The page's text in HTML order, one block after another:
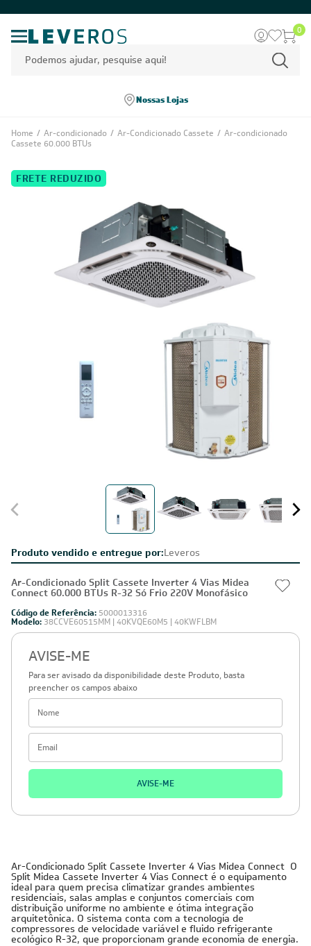
0
Nossas Lojas
Home / Ar-condicionado / Ar-Condicionado Cassete / Ar-condicionado
Cassete 60.000 BTUs
Produto vendido e entregue por:Leveros
Ar-Condicionado Split Cassete Inverter 4 Vias Midea
Connect 60.000 BTUs R-32 Só Frio 220V Monofásico
Código de Referência: 5000013316
Modelo: 38CCVE60515MM | 40KVQE60M5 | 40KWFLBM
AVISE-ME
Para ser avisado da disponibilidade deste Produto, basta
preencher os campos abaixo
AVISE-ME
Ar-Condicionado Split Cassete Inverter 4 Vias Midea Connect O
Split Midea Cassete Inverter 4 Vias Connect é o equipamento
ideal para quem precisa climatizar grandes ambientes
residenciais, salas amplas e conjuntos comerciais com
distribuição uniforme no ambiente e ótima integração
arquitetônica. O sistema conta com a tecnologia de
compressores de velocidade variável e fluido refrigerante
ecológico R-32, que proporcionam grande economia de energia.
FRETE REDUZIDO